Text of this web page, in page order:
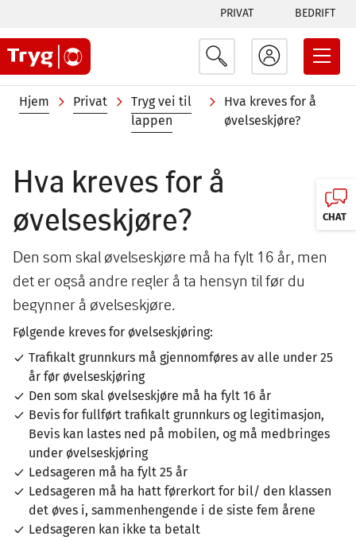
hovedinnhold
Tabs
menu
PRIVAT BEDRIFT
Navigasjonssti
Hjem Privat
Tryg vei til
lappen
Hva kreves for å
øvelseskjøre?
Hva kreves for å
øvelseskjøre?
Den som skal øvelseskjøre må ha fylt 16 år, men
det er også andre regler å ta hensyn til før du
begynner å øvelseskjøre.
Følgende kreves for øvelseskjøring:
Trafikalt grunnkurs må gjennomføres av alle under 25
år før øvelseskjøring​
Den som skal øvelseskjøre må ha fylt 16 år ​
Bevis for fullført trafikalt grunnkurs og legitimasjon​,
Bevis kan lastes ned på mobilen, og må medbringes
under øvelseskjøring​
Ledsageren må ha fylt 25 år ​
Ledsageren må ha hatt førerkort for bil/ den klassen
det øves i, sammenhengende i de siste fem årene​
Ledsageren kan ikke ta betalt​
CHAT